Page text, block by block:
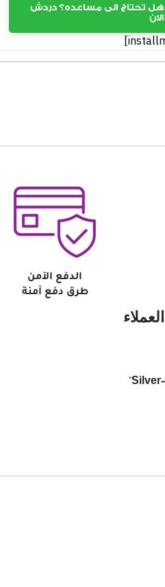
هل تحتاج الى مساعده؟ دردش
الان
الدفع الآمن
طرق دفع آمنة